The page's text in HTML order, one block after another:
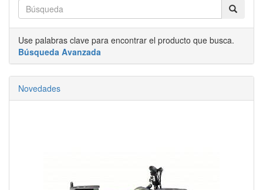
Use palabras clave para encontrar el producto que busca.
Búsqueda Avanzada
Novedades